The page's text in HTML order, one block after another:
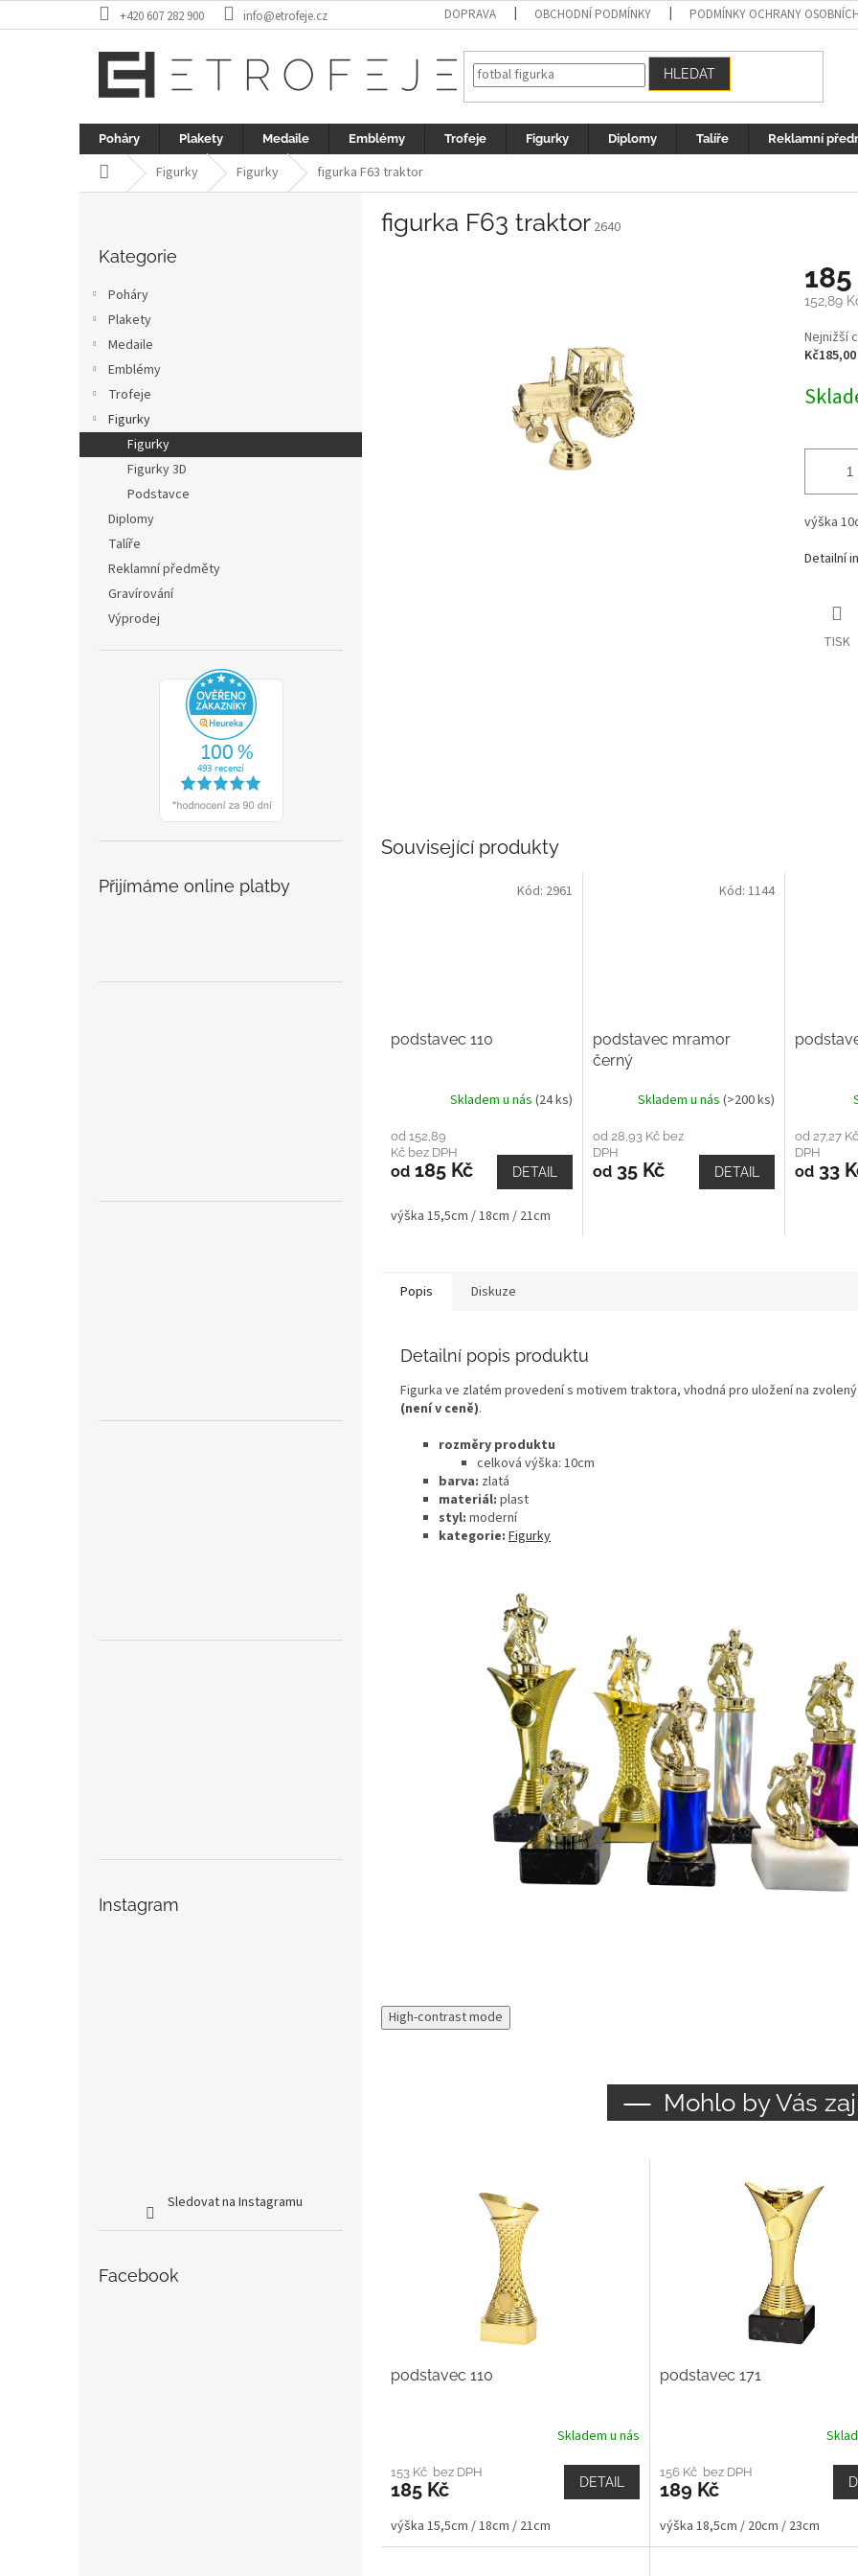
na
+420 607 282 900 info@etrofeje.cz DOPRAVA OBCHODNÍ PODMÍNKY PODMÍNKY OCHRANY
HLEDAT
Poháry Plakety Medaile Emblémy Trofeje Figurky Diplomy Talíře Reklamní
Domů Figurky Figurky figurka F63 traktor
n
e
kategorie
Kategorie
Poháry
Plakety
Medaile
Emblémy
Trofeje
Figurky
Figurky
Figurky 3D
Podstavce
Diplomy
Talíře
Reklamní předměty
Gravírování
Výprodej
Přijímáme online platby
Instagram
Sledovat na Instagramu
Facebook
figurka F63 traktor 2640
152,89
Měrná
cena:
Nejnižší
Kč185,00
výška
Detailní
TISK
Související produkty
podstavec 110
Skladem u nás (24 ks)
od 152,89
Kč bez DPH
od 185 Kč DETAIL
výška 15,5cm / 18cm / 21cm
Kód: 2961
podstavec mramor
černý
Skladem u nás (>200 ks)
od 28,93 Kč bez
DPH
od35 Kč DETAIL
Kód: 1144
od 27,27
DPH
od33
Popis Diskuze
Detailní popis produktu
Figurka ve zlatém provedení s motivem traktora, vhodná pro uložení na
(není v ceně).
rozměry produktu
celková výška: 10cm
barva: zlatá
materiál: plast
styl: moderní
kategorie: Figurky
High-contrast mode
Mohlo by Vás
podstavec 110
Skladem u nás
153 Kč bez DPH
185 Kč DETAIL
výška 15,5cm / 18cm / 21cm
podstavec 171
156 Kč bez DPH
189 Kč
výška 18,5cm / 20cm / 23cm